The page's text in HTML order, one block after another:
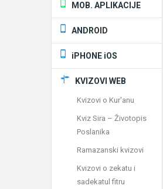
MOB. APLIKACIJE
ANDROID
iPHONE iOS
KVIZOVI WEB
Kvizovi o Kur'anu
Kviz Sira – Životopis
Poslanika
Ramazanski kvizovi
Kvizovi o zekatu i
sadekatul fitru